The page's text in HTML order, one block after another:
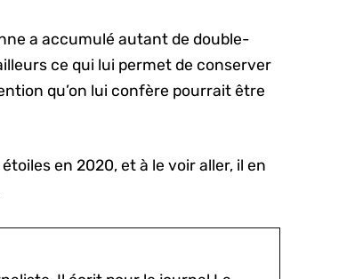
a accumulé autant de double-
ce qui lui permet de conserver
qu’on lui confère pourrait être
en 2020, et à le voir aller, il en